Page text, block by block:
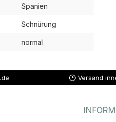
Spanien
Schnürung
normal
Versand